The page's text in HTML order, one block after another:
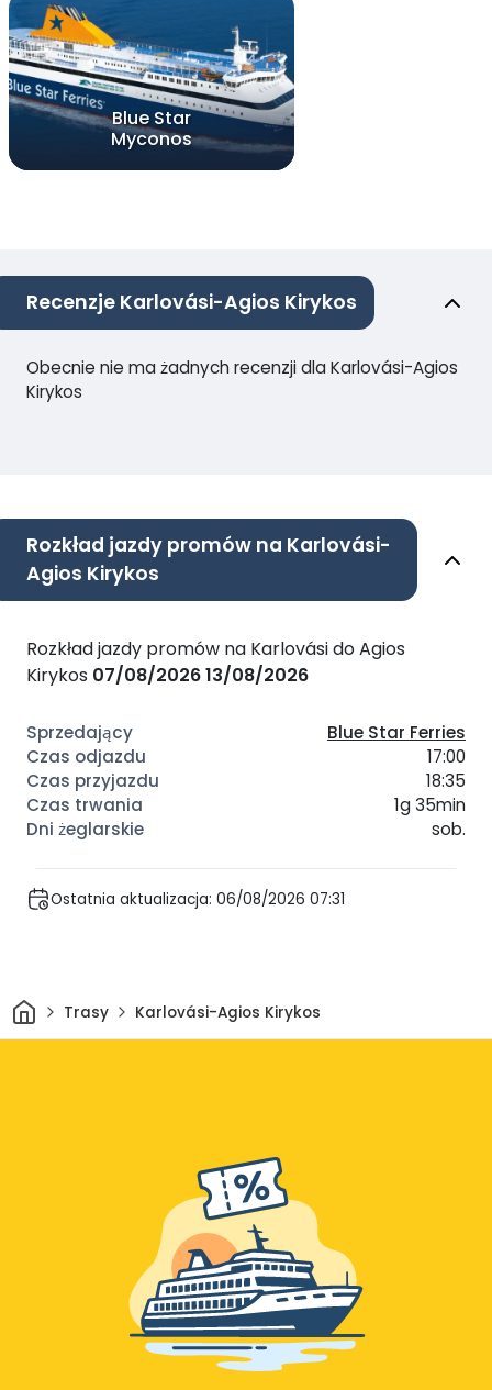
Blue Star
Myconos
Recenzje Karlovási-Agios Kirykos
Obecnie nie ma żadnych recenzji dla Karlovási-Agios
Kirykos
Rozkład jazdy promów na Karlovási-
Agios Kirykos
Rozkład jazdy promów na Karlovási do Agios
Kirykos 07/08/202613/08/2026
Blue Star Ferries
17:00
18:35
1g 35min
sob.
Ostatnia aktualizacja: 06/08/2026 07:31
DomTrasy Karlovási-Agios Kirykos